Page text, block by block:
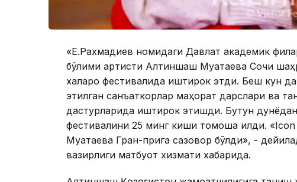
«Е.Рахмадиев номидаги Давлат академик
бўлими артисти Алтиншаш Муқатаева Сочи
халқаро фестивалида иштирок этди. Беш кун
этилган санъаткорлар маҳорат дарслари ва
дастурларида иштирок этишди. Бутун дунёдан
фестивалини 25 минг киши томоша қилди.
Муқатаева Гран-прига сазовор бўлди», -
вазирлиги матбуот хизмати хабарида.